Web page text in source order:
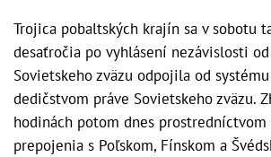
Trojica pobaltských krajín sa v sobotu
desaťročia po vyhlásení nezávislosti
Sovietskeho zväzu odpojila od
dedičstvom práve Sovietskeho zväzu.
hodinách potom dnes
prepojenia s Poľskom, Fínskom a